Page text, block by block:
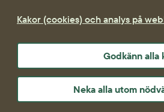
Kakor (cookies) och analys på
Godkänn alla
Neka alla utom